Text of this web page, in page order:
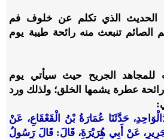
الحديث الذي تكلم عن خلوف فم
الصائم تنبعث منه رائحة طيبة يوم
الجريح حيث سيأتي يوم
رائحة عطرة يشمها الخلق؛ ولذلك ورد
حَدَّثَنَا عُمَارَةُ بْنُ الْقَعْقَاعِ، عَنْ
عَنْ أَبِي هُرَيْرَةَ، قَالَ: قَالَ رَسُولُ